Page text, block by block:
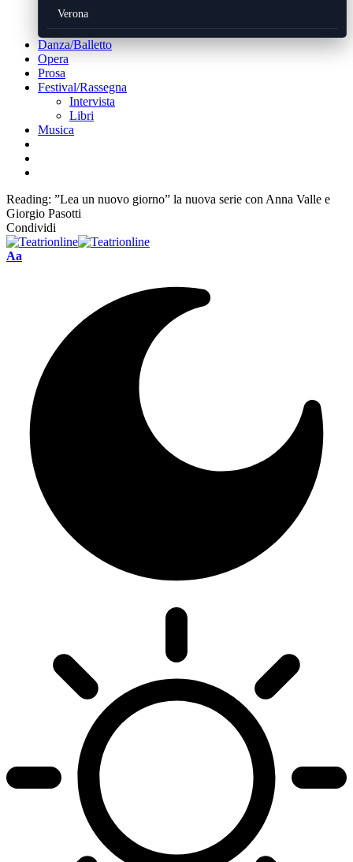
Verona
Danza/Balletto
Opera
Prosa
Festival/Rassegna
Intervista
Libri
Musica
Reading: ”Lea un nuovo giorno” la nuova serie con Anna Valle e
Giorgio Pasotti
Condividi
Font
Aa